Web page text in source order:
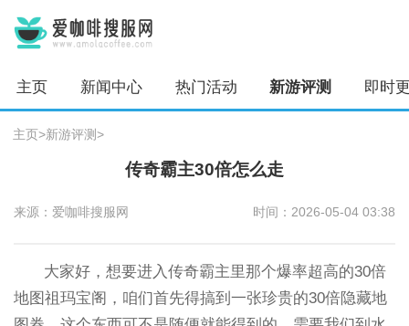
主页 新闻中心 热门活动 新游评测 即时
主页>新游评测>
传奇霸主30倍怎么走
来源：爱咖啡搜服网 时间：2026-05-04 03:38
大家好，想要进入传奇霸主里那个爆率超高的30倍
地图祖玛宝阁，咱们首先得搞到一张珍贵的30倍隐藏地